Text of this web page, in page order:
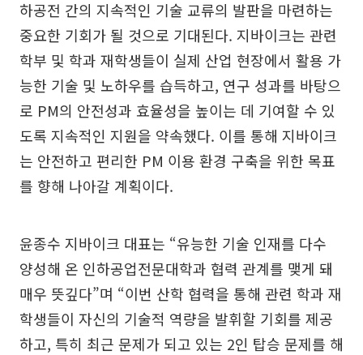
하공전 간의 지속적인 기술 교류의 발판을 마련하는
중요한 기회가 될 것으로 기대된다. 지바이크는 관련
학부 및 학과 재학생들이 실제 산업 현장에서 활용 가
능한 기술 및 노하우를 습득하고, 연구 성과를 바탕으
로 PM의 안전성과 효율성을 높이는 데 기여할 수 있
도록 지속적인 지원을 약속했다. 이를 통해 지바이크
는 안전하고 편리한 PM 이용 환경 구축을 위한 목표
를 향해 나아갈 계획이다.
윤종수 지바이크 대표는 “유능한 기술 인재를 다수
양성해 온 인하공업전문대학과 협력 관계를 맺게 돼
매우 뜻깊다”며 “이번 산학 협력을 통해 관련 학과 재
학생들이 자신의 기술적 역량을 발휘할 기회를 제공
하고, 특히 최근 문제가 되고 있는 2인 탑승 문제를 해